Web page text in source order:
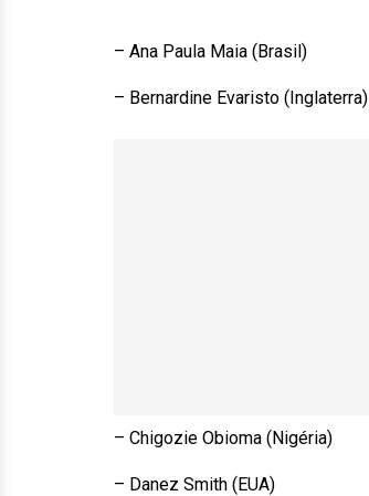
– Ana Paula Maia (Brasil)
– Bernardine Evaristo (Inglaterra)
– Chigozie Obioma (Nigéria)
– Danez Smith (EUA)